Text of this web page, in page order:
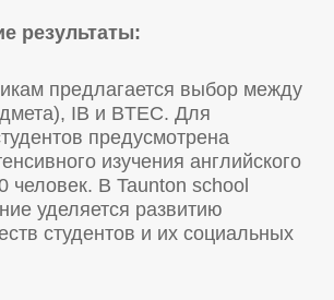
результаты:
предлагается выбор между
IB и BTEC. Для
предусмотрена
изучения английского
человек. В Taunton school
уделяется развитию
студентов и их социальных